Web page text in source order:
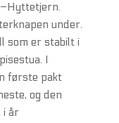
under.
som er stabilt i
I
første pakt
og den
i år